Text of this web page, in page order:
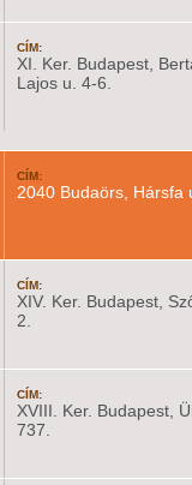
CÍM:
XI. Ker. Budapest,
Lajos u. 4-6.
CÍM:
2040 Budaörs, Hársfa
CÍM:
XIV. Ker. Budapest,
2.
CÍM:
XVIII. Ker. Budapest,
737.